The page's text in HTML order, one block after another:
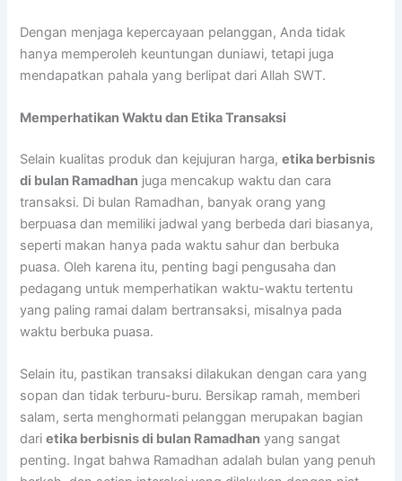
Dengan menjaga kepercayaan pelanggan, Anda tidak
hanya memperoleh keuntungan duniawi, tetapi juga
mendapatkan pahala yang berlipat dari Allah SWT.
Memperhatikan Waktu dan Etika Transaksi
Selain kualitas produk dan kejujuran harga,etika berbisnis
di bulan Ramadhan juga mencakup waktu dan cara
transaksi. Di bulan Ramadhan, banyak orang yang
berpuasa dan memiliki jadwal yang berbeda dari biasanya,
seperti makan hanya pada waktu sahur dan berbuka
puasa. Oleh karena itu, penting bagi pengusaha dan
pedagang untuk memperhatikan waktu-waktu tertentu
yang paling ramai dalam bertransaksi, misalnya pada
waktu berbuka puasa.
Selain itu, pastikan transaksi dilakukan dengan cara yang
sopan dan tidak terburu-buru. Bersikap ramah, memberi
salam, serta menghormati pelanggan merupakan bagian
darietika berbisnis di bulan Ramadhan yang sangat
penting. Ingat bahwa Ramadhan adalah bulan yang penuh